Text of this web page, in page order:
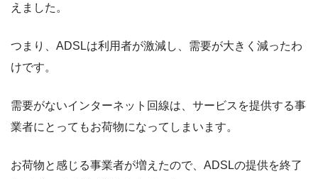
えました。
つまり、ADSLは利用者が激減し、需要が大きく減ったわ
けです。
需要がないインターネット回線は、サービスを提供する事
業者にとってもお荷物になってしまいます。
お荷物と感じる事業者が増えたので、ADSLの提供を終了